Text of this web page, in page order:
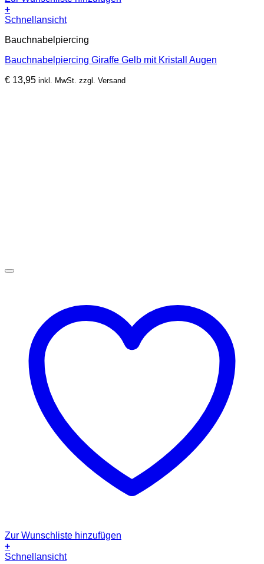
+
Schnellansicht
Bauchnabelpiercing
Bauchnabelpiercing Giraffe Gelb mit Kristall Augen
€ 13,95 inkl. MwSt. zzgl. Versand
Zur Wunschliste hinzufügen
+
Schnellansicht